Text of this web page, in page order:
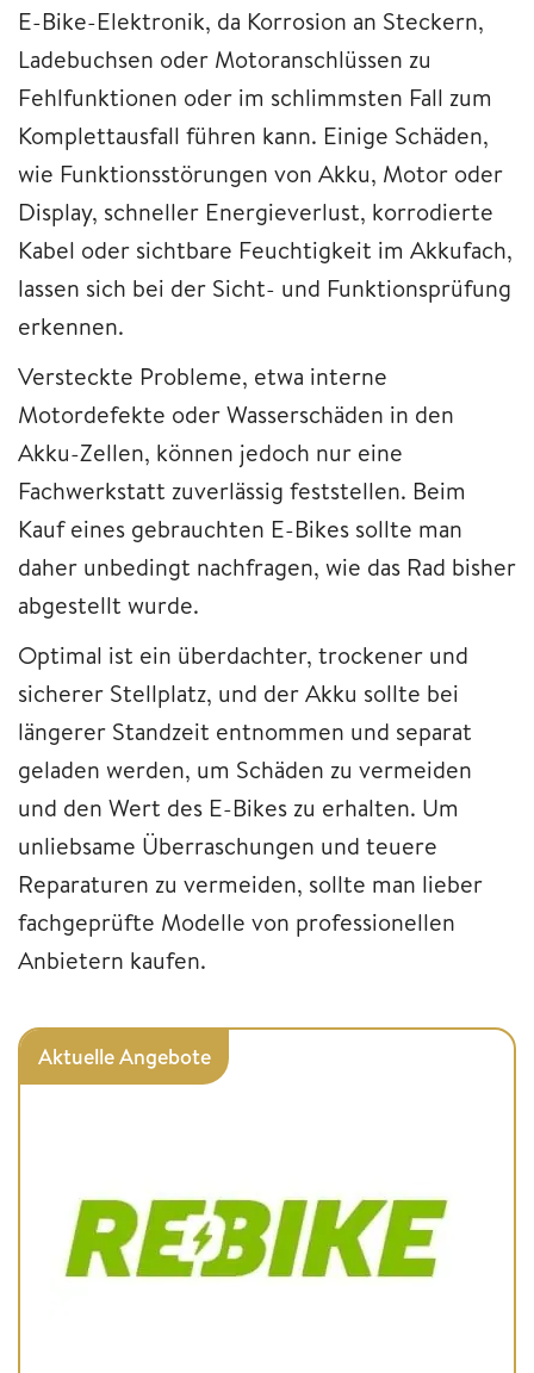
E-Bike-Elektronik, da Korrosion an Steckern,
Ladebuchsen oder Motoranschlüssen zu
Fehlfunktionen oder im schlimmsten Fall zum
Komplettausfall führen kann. Einige Schäden,
wie Funktionsstörungen von Akku, Motor oder
Display, schneller Energieverlust, korrodierte
Kabel oder sichtbare Feuchtigkeit im Akkufach,
lassen sich bei der Sicht- und Funktionsprüfung
erkennen.
Versteckte Probleme, etwa interne
Motordefekte oder Wasserschäden in den
Akku-Zellen, können jedoch nur eine
Fachwerkstatt zuverlässig feststellen. Beim
Kauf eines gebrauchten E-Bikes sollte man
daher unbedingt nachfragen, wie das Rad bisher
abgestellt wurde.
Optimal ist ein überdachter, trockener und
sicherer Stellplatz, und der Akku sollte bei
längerer Standzeit entnommen und separat
geladen werden, um Schäden zu vermeiden
und den Wert des E-Bikes zu erhalten. Um
unliebsame Überraschungen und teuere
Reparaturen zu vermeiden, sollte man lieber
fachgeprüfte Modelle von professionellen
Anbietern kaufen.
Aktuelle Angebote